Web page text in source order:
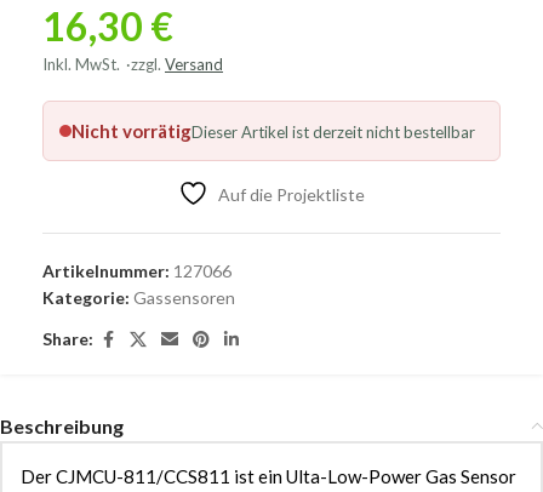
16,30 €
Inkl. MwSt. zzgl. Versand
Nicht vorrätigDieser Artikel ist derzeit nicht bestellbar
Auf die Projektliste
Artikelnummer: 127066
Kategorie: Gassensoren
Share:
Beschreibung
Der CJMCU-811/CCS811 ist ein Ulta-Low-Power Gas Sensor